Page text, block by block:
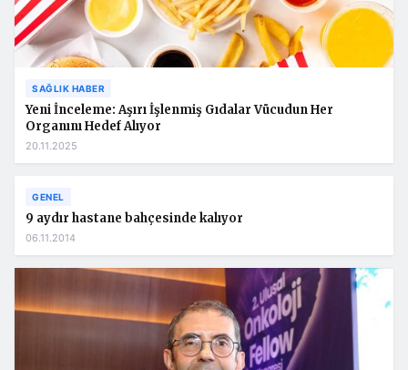
SAĞLIK HABER
Yeni İnceleme: Aşırı İşlenmiş Gıdalar Vücudun Her
Organını Hedef Alıyor
20.11.2025
GENEL
9 aydır hastane bahçesinde kalıyor
06.11.2014